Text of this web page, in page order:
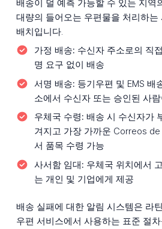
배송이 덜 예측 가능할 수 있는 지역
대량의 들어오는 우편물을 처리하는
배치입니다.
가정 배송: 수신자 주소로의 직
명 요구 없이 배송
서명 배송: 등기우편 및 EMS 배
소에서 수신자 또는 승인된 사
우체국 수령: 배송 시 수신자가
겨지고 가장 가까운 Correos
서 품목 수령 가능
사서함 임대: 우체국 위치에서
는 개인 및 기업에게 제공
배송 실패에 대한 알림 시스템은 라
우편 서비스에서 사용하는 표준 절